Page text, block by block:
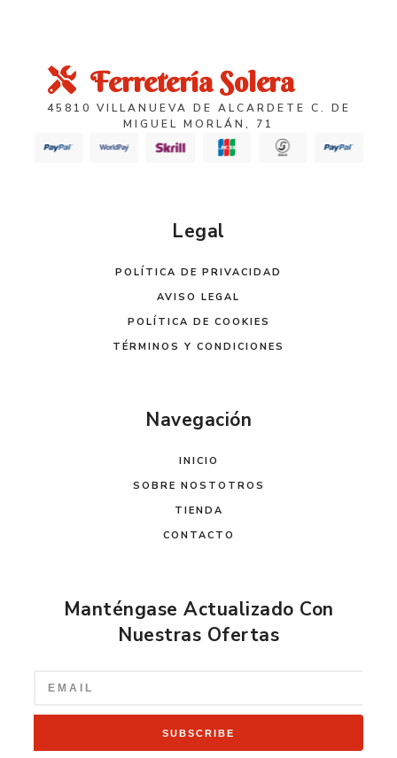
Ferretería Solera
45810 VILLANUEVA DE ALCARDETE C. DE
MIGUEL MORLÁN, 71
Legal
POLÍTICA DE PRIVACIDAD
AVISO LEGAL
POLÍTICA DE COOKIES
TÉRMINOS Y CONDICIONES
Navegación
INICIO
SOBRE NOSTOTROS
TIENDA
CONTACTO
Manténgase Actualizado Con
Nuestras Ofertas
SUBSCRIBE